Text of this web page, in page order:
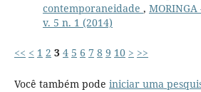
contemporaneidade ,
v. 5 n. 1 (2014)
<< < 1 2 3 4 5 6 7 8 9 10 > >>
Você também pode iniciar uma